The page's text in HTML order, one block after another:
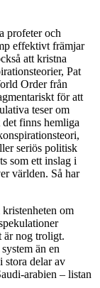
profeter och
effektivt främjar
att kristna
Pat
Order från
för att
teser om
finns hemliga
seriös politisk
som ett inslag i
världen. Så har
om
är nog troligt.
än en
stora delar av
arabien – listan